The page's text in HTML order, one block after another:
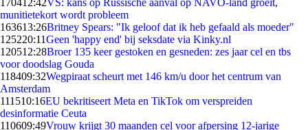
170412:42VS: kans op Russische aanval op NAVO-land groeit,
munitietekort wordt probleem
163613:26Britney Spears: "Ik geloof dat ik heb gefaald als moeder"
125220:11Geen 'happy end' bij seksdate via Kinky.nl
120512:28Broer 135 keer gestoken en gesneden: zes jaar cel en tbs
voor doodslag Gouda
118409:32Wegpiraat scheurt met 146 km/u door het centrum van
Amsterdam
111510:16EU bekritiseert Meta en TikTok om verspreiden
desinformatie Ceuta
110609:49Vrouw krijgt 30 maanden cel voor afpersing 12-jarige